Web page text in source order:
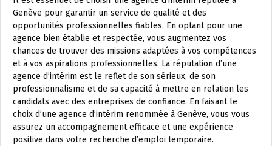
Genève pour garantir un service de qualité et des
opportunités professionnelles fiables. En optant pour une
agence bien établie et respectée, vous augmentez vos
chances de trouver des missions adaptées à vos compétences
et à vos aspirations professionnelles. La réputation d’une
agence d’intérim est le reflet de son sérieux, de son
professionnalisme et de sa capacité à mettre en relation les
candidats avec des entreprises de confiance. En faisant le
choix d’une agence d’intérim renommée à Genève, vous vous
assurez un accompagnement efficace et une expérience
positive dans votre recherche d’emploi temporaire.